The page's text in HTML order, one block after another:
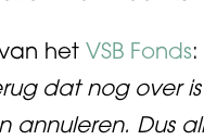
het VSB Fonds:
dat nog over
annuleren. Dus